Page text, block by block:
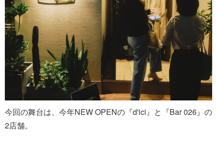
今回の舞台は、今年NEW OPENの『d'ici』と『Bar 026』の
2店舗。